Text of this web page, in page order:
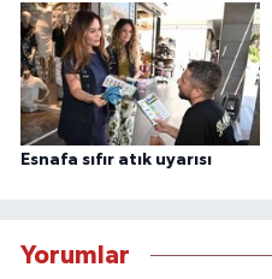
Esnafa sıfır atık uyarısı
Yorumlar